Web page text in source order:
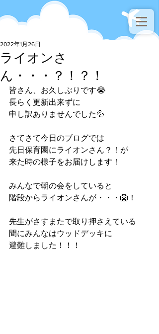
ライオンさ
ん・・・？！？！
2022年1月26日
皆さん、お久しぶりです😭
長らく更新出来ずに
申し訳ありませんでした💦
さてさて今日のブログでは
先日保育園にライオンさん？！が
来た時の様子をお届けします！
みんなで朝の会をしていると
階段からライオンさんが・・・🦁！
先生がさすまたで取り押さえている
間にみんなはウッドデッキに
避難しました！！！